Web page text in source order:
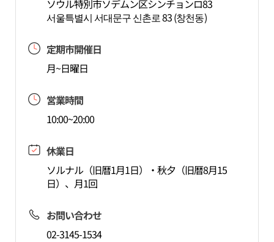
ソウル特別市ソデムン区シンチョンロ83
서울특별시 서대문구 신촌로 83 (창천동)
定期市開催日
月~日曜日
営業時間
10:00~20:00
休業日
ソルナル（旧暦1月1日）・秋夕（旧暦8月15
日）、月1回
お問い合わせ
02-3145-1534